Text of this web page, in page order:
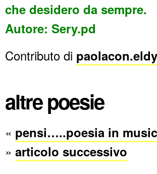
che desidero da sempre.
Autore: Sery.pd
Contributo di paolacon.eldy
altre poesie
« pensi…..poesia in
» articolo successivo